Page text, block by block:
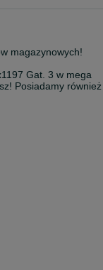
magazynowych!
Gat. 3 w mega
Posiadamy również